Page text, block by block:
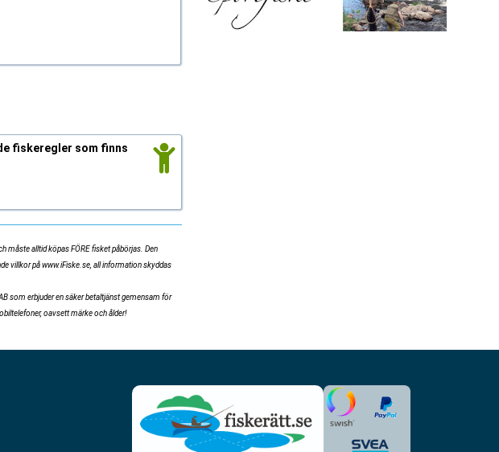
fiskeregler som finns
måste alltid köpas FÖRE fisket påbörjas. Den
villkor på www.iFiske.se, all information skyddas
som erbjuder en säker betaltjänst gemensam för
oavsett märke och ålder!